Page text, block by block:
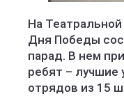
На
Дня Победы
парад. В нем
ребят – лучшие
отрядов из 15